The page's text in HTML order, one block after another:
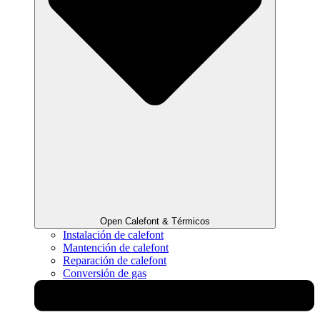
Open Calefont & Térmicos
Instalación de calefont
Mantención de calefont
Reparación de calefont
Conversión de gas